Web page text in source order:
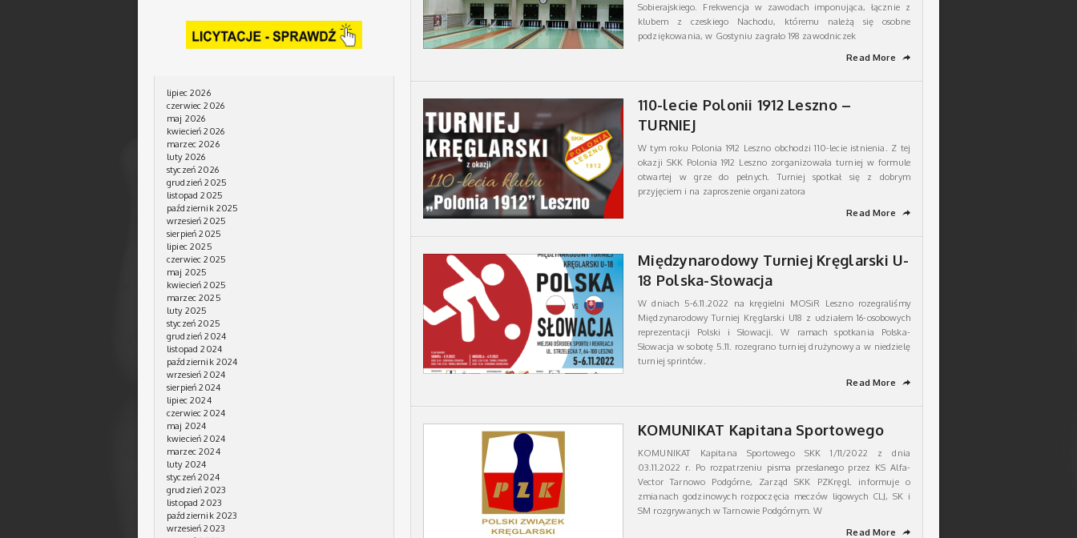
Sobierajskiego. Frekwencja w zawodach imponująca, łącznie z
klubem z czeskiego Nachodu, któremu należą się osobne
podziękowania, w Gostyniu zagrało 198 zawodniczek
Read More
➦
110-lecie Polonii 1912 Leszno –
TURNIEJ
W tym roku Polonia 1912 Leszno obchodzi 110-lecie istnienia. Z tej
okazji SKK Polonia 1912 Leszno zorganizowała turniej w formule
otwartej w grze do pełnych. Turniej spotkał się z dobrym
przyjęciem i na zaproszenie organizatora
Read More
➦
Międzynarodowy Turniej Kręglarski U-
18 Polska-Słowacja
W dniach 5-6.11.2022 na kręgielni MOSiR Leszno rozegraliśmy
Międzynarodowy Turniej Kręglarski U18 z udziałem 16-osobowych
reprezentacji Polski i Słowacji. W ramach spotkania Polska-
Słowacja w sobotę 5.11. rozegrano turniej drużynowy a w niedzielę
turniej sprintów.
Read More
➦
KOMUNIKAT Kapitana Sportowego
KOMUNIKAT Kapitana Sportowego SKK 1/11/2022 z dnia
03.11.2022 r. Po rozpatrzeniu pisma przesłanego przez KS Alfa-
Vector Tarnowo Podgórne, Zarząd SKK PZKręgl. informuje o
zmianach godzinowych rozpoczęcia meczów ligowych CLJ, SK i
SM rozgrywanych w Tarnowie Podgórnym. W
Read More
➦
lipiec 2026
czerwiec 2026
maj 2026
kwiecień 2026
marzec 2026
luty 2026
styczeń 2026
grudzień 2025
listopad 2025
październik 2025
wrzesień 2025
sierpień 2025
lipiec 2025
czerwiec 2025
maj 2025
kwiecień 2025
marzec 2025
luty 2025
styczeń 2025
grudzień 2024
listopad 2024
październik 2024
wrzesień 2024
sierpień 2024
lipiec 2024
czerwiec 2024
maj 2024
kwiecień 2024
marzec 2024
luty 2024
styczeń 2024
grudzień 2023
listopad 2023
październik 2023
wrzesień 2023